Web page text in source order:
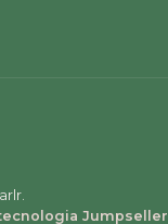
Jumpseller